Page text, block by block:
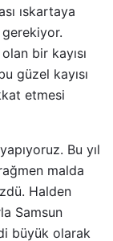
ıskartaya
bir kayısı
güzel kayısı
etmesi
Bu yıl
malda
Halden
Samsun
büyük olarak